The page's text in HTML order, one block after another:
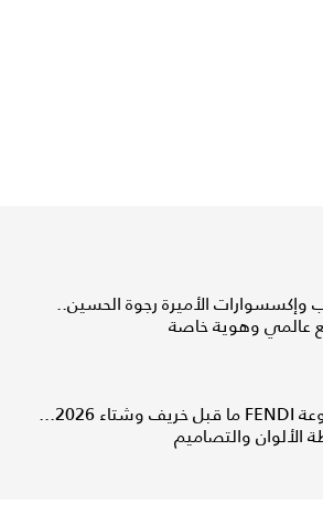
وإكسسوارات الأميرة رجوة الحسين..
عالمي وهوية خاصة
مجموعة FENDI ما قبل خريف وشتاء 2026...
الألوان والتصاميم